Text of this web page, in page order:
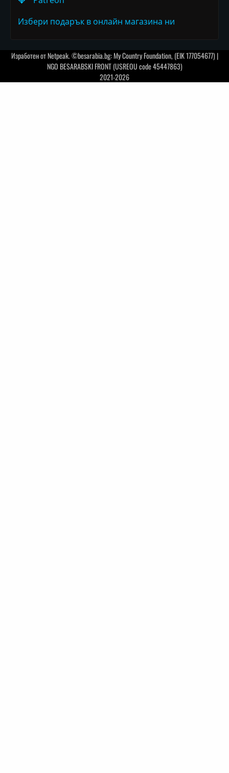
Избери подарък в онлайн магазина ни
Изработен отNetpeak. ©besarabia.bg: My Country Foundation, (EIK 177054677) |
NGO BESARABSKI FRONT (USREOU code 45447863)
2021-2026